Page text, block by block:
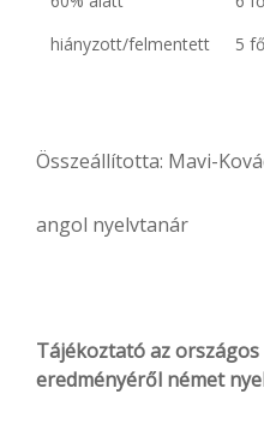
hiányzott/felmentett
5 fő
Összeállította: Mavi-
angol nyelvtanár
Tájékoztató az
eredményéről német